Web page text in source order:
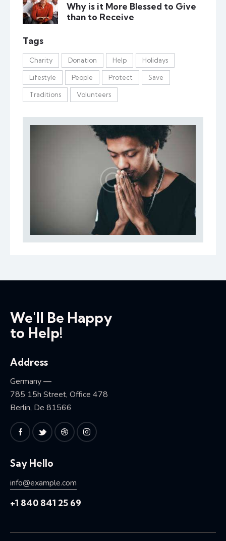
Why is it More Blessed to Give
than to Receive
Tags
Charity Donation Help Holidays
Lifestyle People Protect Save
Traditions Volunteers
We'll Be Happy
to Help!
Address
Germany —
785 15h Street, Office 478
Berlin, De 81566
Say Hello
info@example.com
+1 840 841 25 69